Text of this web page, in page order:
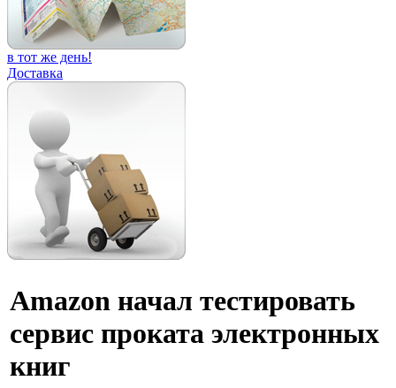
в тот же день!
Доставка
Amazon начал тестировать
сервис проката электронных
книг